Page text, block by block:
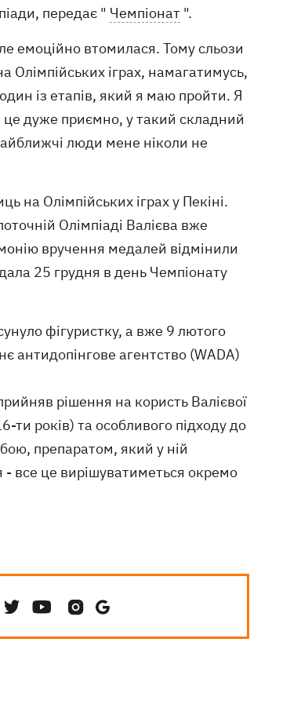
передає " Чемпіонат ".
емоційно втомилася. Тому сльози
іграх, намагатимусь,
із етапів, який я маю пройти. Я
це дуже приємно, у такий складний
люди мене ніколи не
на Олімпійських іграх у Пекіні.
Олімпіаді Валієва вже
вручення медалей відмінили
25 грудня в день Чемпіонату
фігуристку, а вже 9 лютого
антидопінгове агентство (WADA)
рішення на користь Валієвої
ти років) та особливого підходу до
препаратом, який у ній
- все це вирішуватиметься окремо